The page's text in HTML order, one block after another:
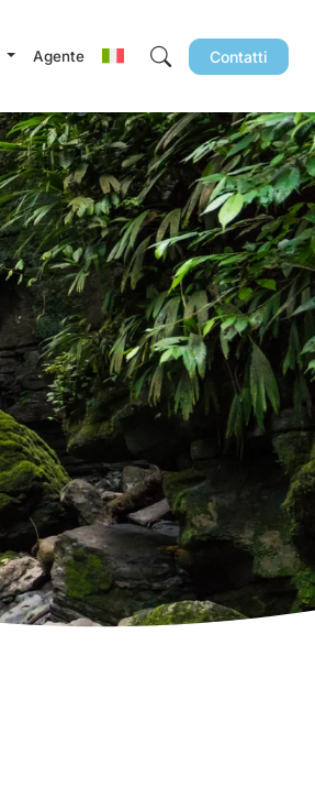
Agente Contatti